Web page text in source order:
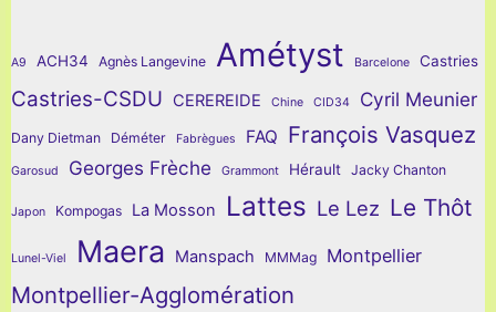
A9 ACH34 Agnès Langevine Amétyst Barcelone Castries
Castries-CSDU CEREREIDE Chine CID34 Cyril Meunier
Dany Dietman Déméter Fabrègues FAQ François Vasquez
Garosud Georges Frèche Grammont Hérault Jacky Chanton
Japon Kompogas La Mosson Lattes Le Lez Le Thôt
Lunel-Viel Maera Manspach MMMag Montpellier
Montpellier-Agglomération